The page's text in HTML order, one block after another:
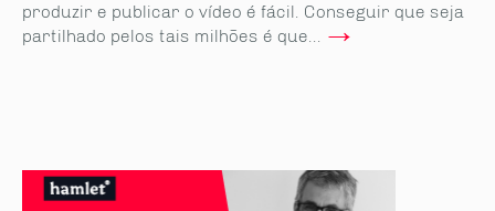
produzir e publicar o vídeo é fácil. Conseguir que seja
partilhado pelos tais milhões é que...→